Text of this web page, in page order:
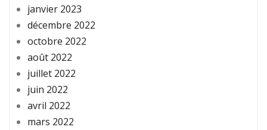
janvier 2023
décembre 2022
octobre 2022
août 2022
juillet 2022
juin 2022
avril 2022
mars 2022